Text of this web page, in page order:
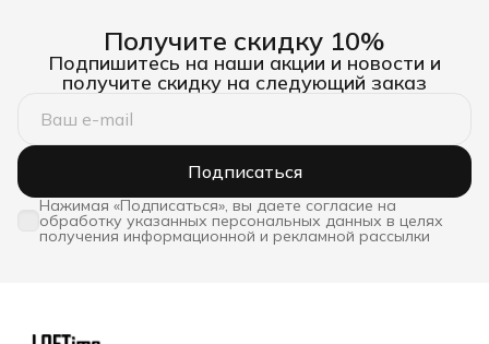
Получите скидку 10%
Подпишитесь на наши акции и новости и
получите скидку на следующий заказ
Подписаться
Нажимая «Подписаться», вы даете согласие на
обработку указанных персональных данных в целях
получения информационной и рекламной рассылки